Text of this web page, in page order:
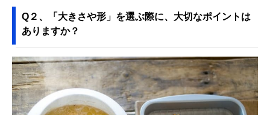
Q２、「大きさや形」を選ぶ際に、大切なポイントは
ありますか？